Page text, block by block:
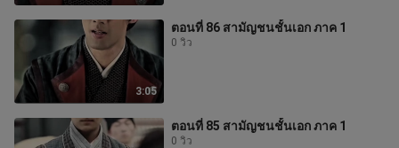
3:05
ตอนที่ 86 สามัญชนชั้นเอก ภาค 1
0 วิว
ตอนที่ 85 สามัญชนชั้นเอก ภาค 1
0 วิว